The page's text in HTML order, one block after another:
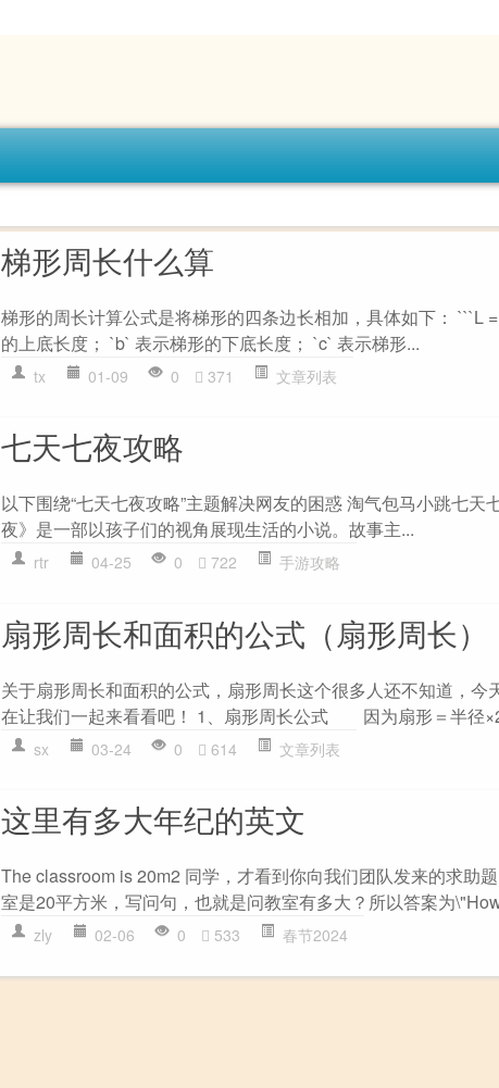
梯形周长什么算
梯形的周长计算公式是将梯形的四条边长相加，具体如下： ```L
的上底长度； `b` 表示梯形的下底长度； `c` 表示梯形...
tx 01-09 0 371 文章列表
七天七夜攻略
以下围绕“七天七夜攻略”主题解决网友的困惑 淘气包马小跳七
夜》是一部以孩子们的视角展现生活的小说。故事主...
rtr 04-25 0 722 手游攻略
扇形周长和面积的公式（扇形周长）
关于扇形周长和面积的公式，扇形周长这个很多人还不知道，
在让我们一起来看看吧！ 1、扇形周长公式 因为扇形＝半径
sx 03-24 0 614 文章列表
这里有多大年纪的英文
The classroom is 20m2 同学，才看到你向我们团队发来的求助
室是20平方米，写问句，也就是问教室有多大？所以答案为
zly 02-06 0 533 春节2024